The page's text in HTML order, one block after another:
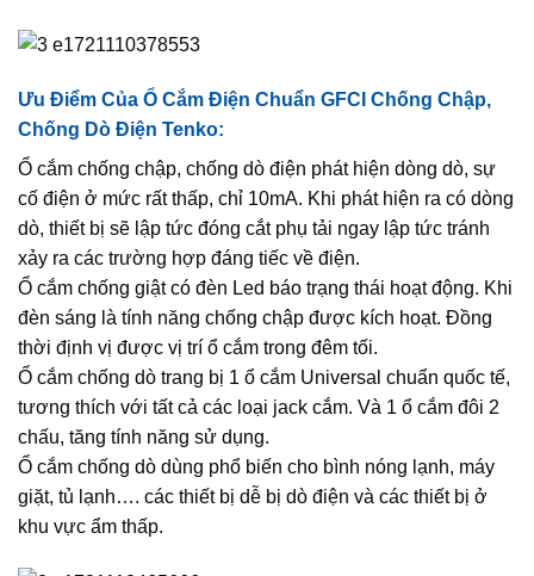
Ưu Điểm Của Ổ Cắm Điện Chuẩn GFCI Chống Chập,
Chống Dò Điện Tenko:
Ổ cắm chống chập, chống dò điện phát hiện dòng dò, sự
cố điện ở mức rất thấp, chỉ 10mA. Khi phát hiện ra có dòng
dò, thiết bị sẽ lập tức đóng cắt phụ tải ngay lập tức tránh
xảy ra các trường hợp đáng tiếc về điện.
Ổ cắm chống giật có đèn Led báo trạng thái hoạt động. Khi
đèn sáng là tính năng chống chập được kích hoạt. Đồng
thời định vị được vị trí ổ cắm trong đêm tối.
Ổ cắm chống dò trang bị 1 ổ cắm Universal chuẩn quốc tế,
tương thích với tất cả các loại jack cắm. Và 1 ổ cắm đôi 2
chấu, tăng tính năng sử dụng.
Ổ cắm chống dò dùng phổ biến cho bình nóng lạnh, máy
giặt, tủ lạnh…. các thiết bị dễ bị dò điện và các thiết bị ở
khu vực ẩm thấp.